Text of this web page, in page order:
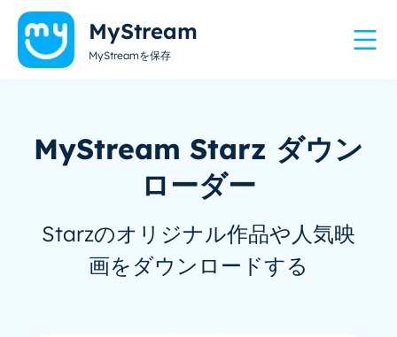
MyStream
MyStreamを保存
MyStream Starz ダウン
ローダー
Starzのオリジナル作品や人気映
画をダウンロードする